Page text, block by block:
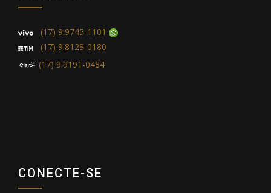
(17) 9.9745-1101
(17) 9.8128-0180
(17) 9.9191-0484
CONECTE-SE